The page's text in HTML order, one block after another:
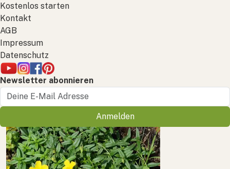
Kostenlos starten
Kontakt
AGB
Impressum
Datenschutz
Newsletter abonnieren
Anmelden